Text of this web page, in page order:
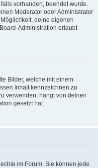
vorhanden, beendet wurde.
Moderator oder Administrator
deine eigenen
Administration erlaubt
Bilder, welche mit einem
Inhalt kennzeichnen zu
verwenden, hängt von deinen
gesetzt hat.
im Forum. Sie können jede